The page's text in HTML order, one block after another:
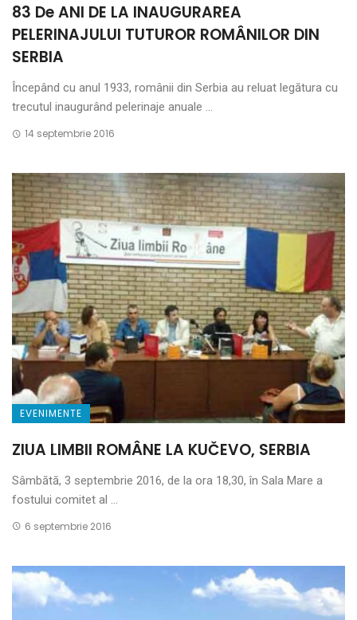
83 De ANI DE LA INAUGURAREA
PELERINAJULUI TUTUROR ROMÂNILOR DIN
SERBIA
Începând cu anul 1933, românii din Serbia au reluat legătura cu
trecutul inaugurând pelerinaje anuale ...
14 septembrie 2016
EVENIMENTE
ZIUA LIMBII ROMÂNE LA KUČEVO, SERBIA
Sâmbătă, 3 septembrie 2016, de la ora 18,30, în Sala Mare a
fostului comitet al ...
6 septembrie 2016